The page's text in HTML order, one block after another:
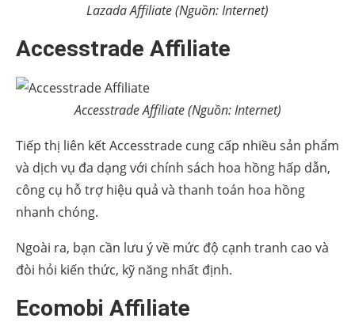
Lazada Affiliate (Nguồn: Internet)
Accesstrade Affiliate
Accesstrade Affiliate (Nguồn: Internet)
Tiếp thị liên kết Accesstrade cung cấp nhiều sản phẩm
và dịch vụ đa dạng với chính sách hoa hồng hấp dẫn,
công cụ hỗ trợ hiệu quả và thanh toán hoa hồng
nhanh chóng.
Ngoài ra, bạn cần lưu ý về mức độ cạnh tranh cao và
đòi hỏi kiến thức, kỹ năng nhất định.
Ecomobi Affiliate